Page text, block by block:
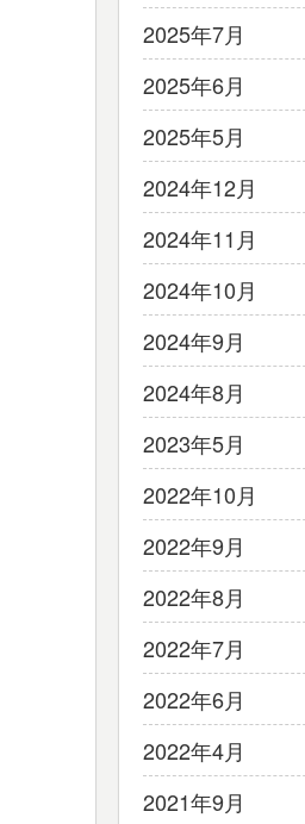
2025年7月
2025年6月
2025年5月
2024年12月
2024年11月
2024年10月
2024年9月
2024年8月
2023年5月
2022年10月
2022年9月
2022年8月
2022年7月
2022年6月
2022年4月
2021年9月